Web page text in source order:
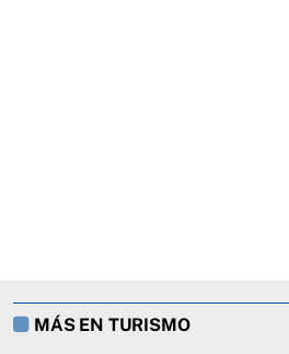
MÁS EN TURISMO